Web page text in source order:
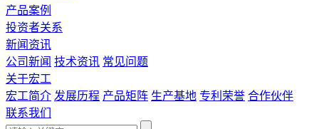
产品案例
投资者关系
新闻资讯
公司新闻 技术资讯 常见问题
关于宏工
宏工简介 发展历程 产品矩阵 生产基地 专利荣誉 合作伙伴
联系我们